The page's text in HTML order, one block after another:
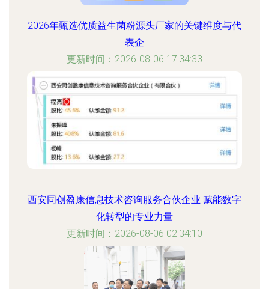
2026年甄选优质益生菌粉源头厂家的关键维度与代
表企
更新时间：2026-08-06 17:34:33
西安同创盈康信息技术咨询服务合伙企业 赋能数字
化转型的专业力量
更新时间：2026-08-06 02:34:10